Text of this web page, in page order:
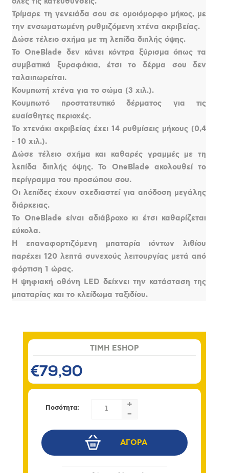
Τρίμαρε τη γενειάδα σου σε ομοιόμορφο μήκος, με
την ενσωματωμένη ρυθμιζόμενη χτένα ακριβείας.
Δώσε τέλειο σχήμα με τη λεπίδα διπλής όψης.
Το OneBlade δεν κάνει κόντρα ξύρισμα όπως τα
συμβατικά ξυραφάκια, έτσι το δέρμα σου δεν
ταλαιπωρείται.
Κουμπωτή χτένα για το σώμα (3 χιλ.).
Κουμπωτό προστατευτικό δέρματος για τις
ευαίσθητες περιοχές.
Το χτενάκι ακριβείας έχει 14 ρυθμίσεις μήκους (0,4
- 10 χιλ.).
Δώσε τέλειο σχήμα και καθαρές γραμμές με τη
λεπίδα διπλής όψης. Το OneBlade ακολουθεί το
περίγραμμα του προσώπου σου.
Οι λεπίδες έχουν σχεδιαστεί για απόδοση μεγάλης
διάρκειας.
Το OneBlade είναι αδιάβροχο κι έτσι καθαρίζεται
εύκολα.
Η επαναφορτιζόμενη μπαταρία ιόντων λιθίου
παρέχει 120 λεπτά συνεχούς λειτουργίας μετά από
φόρτιση 1 ώρας.
Η ψηφιακή οθόνη LED δείχνει την κατάσταση της
μπαταρίας και το κλείδωμα ταξιδίου.
TIMH ESHOP
€79,90
Ποσότητα:
+
-